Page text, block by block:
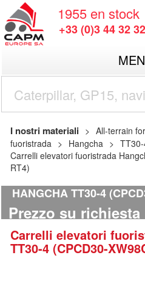
1955 en stock
+33 (0)3 44 32
I nostri materiali All-terrain
fuoristrada
Hangcha
Carrelli elevatori fuoristrada
RT4)
HANGCHA TT30-4
Prezzo su richiesta
Carrelli elevatori
TT30-4 (CPCD30-